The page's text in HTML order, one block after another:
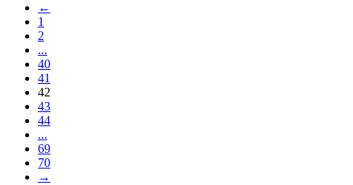
←
1
2
...
40
41
42
43
44
...
69
70
→